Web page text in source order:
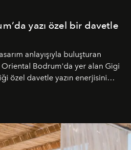
yazı özel bir davetle
anlayışıyla buluşturan
Bodrum'da yer alan Gigi
özel davetle yazın enerjisini